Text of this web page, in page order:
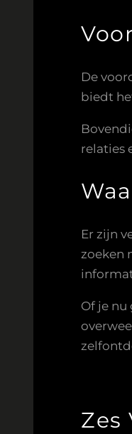
De
biedt
relaties
Er zijn
zoeken
Of je
Zes